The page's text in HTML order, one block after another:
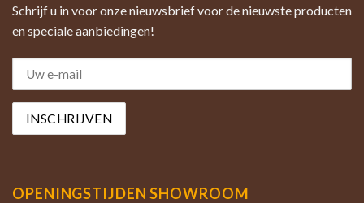
Schrijf u in voor onze nieuwsbrief voor de nieuwste producten
en speciale aanbiedingen!
OPENINGSTIJDEN SHOWROOM